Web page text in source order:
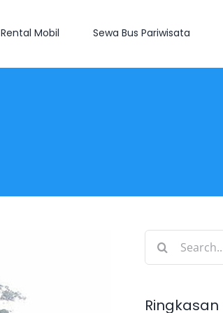
Rental Mobil Sewa Bus Pariwisata
Search
Ringkasan